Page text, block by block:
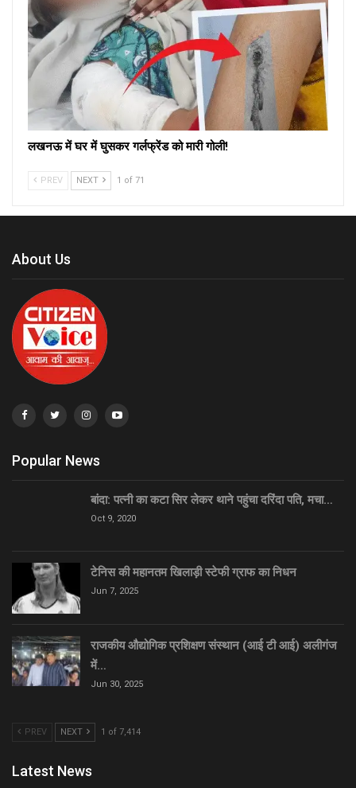
लखनऊ में घर में घुसकर गर्लफ्रेंड को मारी गोली!
PREV NEXT 1 of 71
About Us
Popular News
बांदा: पत्नी का कटा सिर लेकर थाने पहुंचा दरिंदा पति, मचा…
Oct 9, 2020
टेनिस की महानतम खिलाड़ी स्टेफी ग्राफ का निधन
Jun 7, 2025
राजकीय औद्योगिक प्रशिक्षण संस्थान (आई टी आई) अलीगंज
में…
Jun 30, 2025
PREV NEXT 1 of 7,414
Latest News